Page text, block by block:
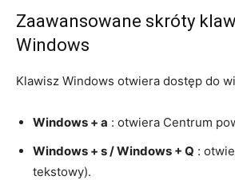
Zaawansowane skróty
Windows
Klawisz Windows otwiera dostęp do
Windows + a : otwiera Centrum
Windows + s / Windows + Q :
tekstowy).